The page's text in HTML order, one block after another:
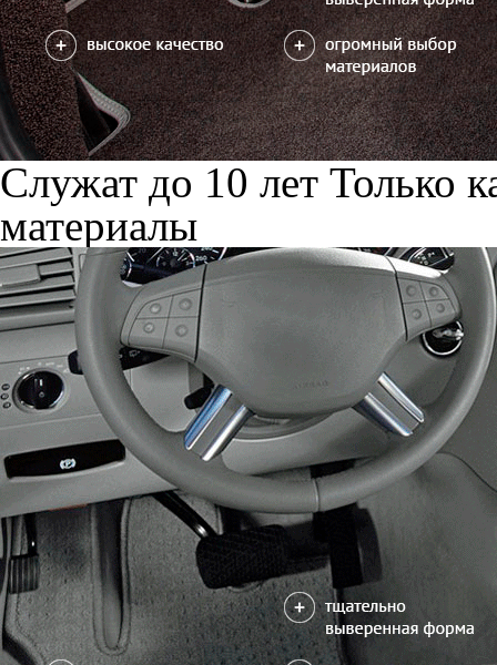
Служат до 10 лет Только
материалы